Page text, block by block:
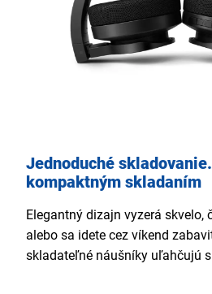
Jednoduché
kompaktným skladaním
Elegantný dizajn vyzerá skvelo,
alebo sa idete cez víkend
skladateľné náušníky uľahčujú